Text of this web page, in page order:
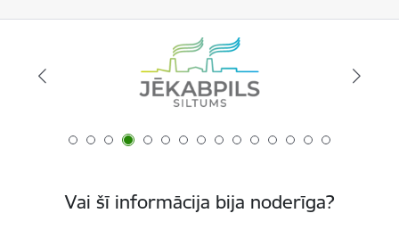
Vai šī informācija bija noderīga?